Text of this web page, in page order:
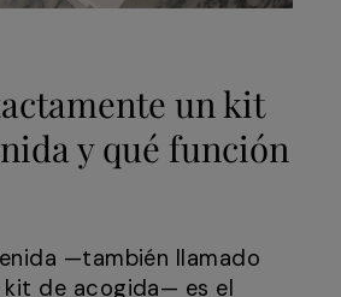
un kit
y qué función
—también llamado
de acogida— es el